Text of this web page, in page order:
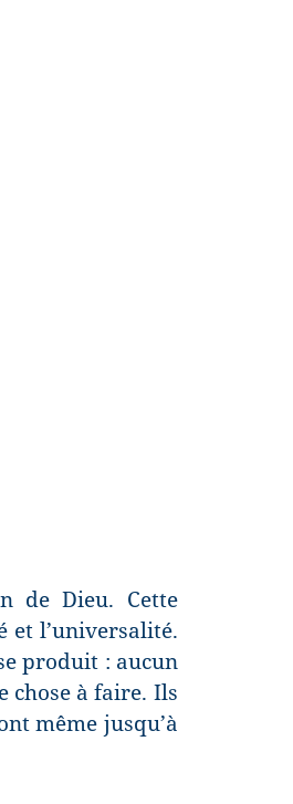
de Dieu. Cette
l’universalité.
produit : aucun
chose à faire. Ils
même jusqu’à